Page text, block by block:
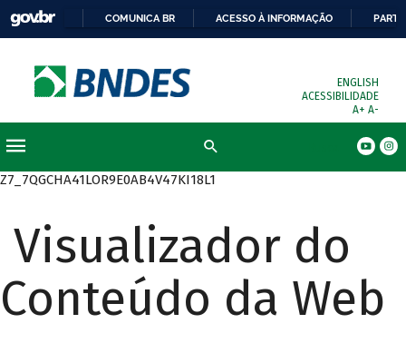
COMUNICA BR ACESSO À INFORMAÇÃO
ENGLISH
ACESSIBILIDADE
A+ A-
Z7_7QGCHA41LOR9E0AB4V47KI18L1
Visualizador do
Conteúdo da Web